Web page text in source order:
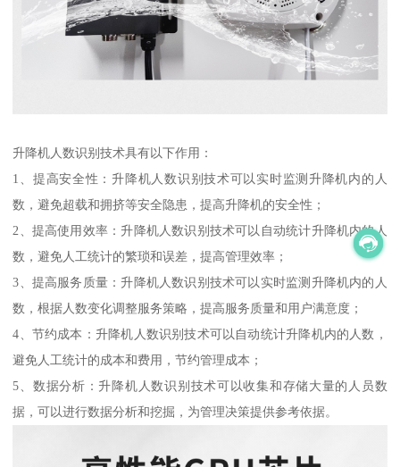
升降机人数识别技术具有以下作用：
1、提高安全性：升降机人数识别技术可以实时监测升降机内的人
数，避免超载和拥挤等安全隐患，提高升降机的安全性；
2、提高使用效率：升降机人数识别技术可以自动统计升降机内的人
数，避免人工统计的繁琐和误差，提高管理效率；
3、提高服务质量：升降机人数识别技术可以实时监测升降机内的人
数，根据人数变化调整服务策略，提高服务质量和用户满意度；
4、节约成本：升降机人数识别技术可以自动统计升降机内的人数，
避免人工统计的成本和费用，节约管理成本；
5、数据分析：升降机人数识别技术可以收集和存储大量的人员数
据，可以进行数据分析和挖掘，为管理决策提供参考依据。